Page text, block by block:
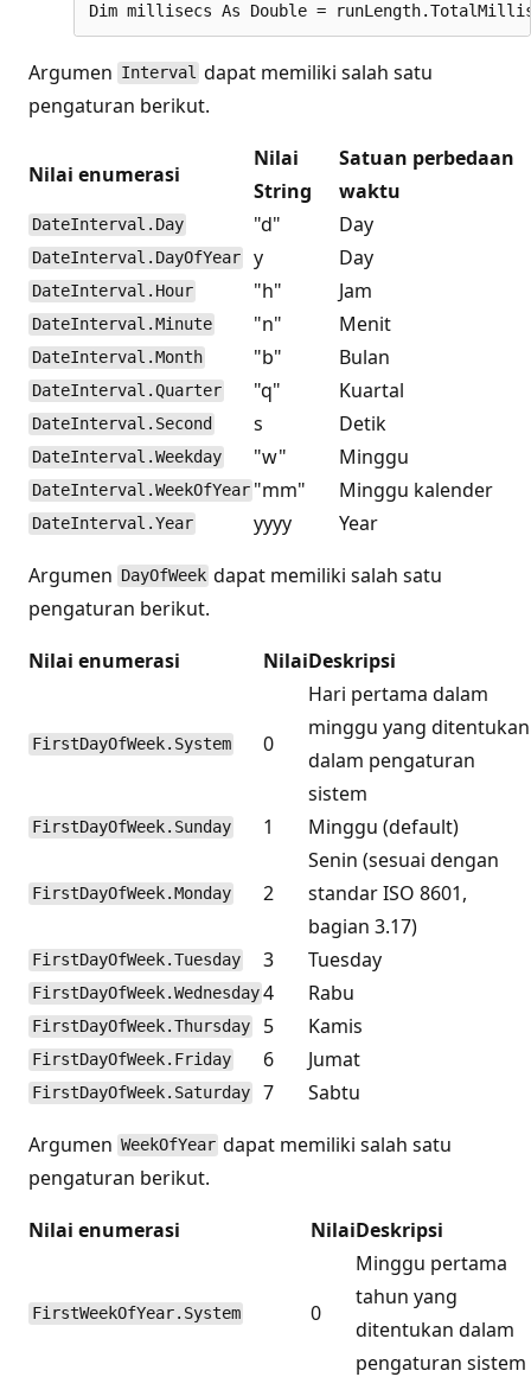
Argumen Interval dapat memiliki salah satu
pengaturan berikut.
Nilai enumerasi
Nilai
String
Satuan perbedaan
waktu
DateInterval.Day "d" Day
DateInterval.DayOfYear y Day
DateInterval.Hour "h" Jam
DateInterval.Minute "n" Menit
DateInterval.Month "b" Bulan
DateInterval.Quarter "q" Kuartal
DateInterval.Second s Detik
DateInterval.Weekday "w" Minggu
DateInterval.WeekOfYear "mm" Minggu kalender
DateInterval.Year yyyy
Year
Argumen DayOfWeek dapat memiliki salah satu
pengaturan berikut.
Nilai enumerasi
NilaiDeskripsi
FirstDayOfWeek.System 0
Hari pertama dalam
minggu yang ditentukan
dalam pengaturan
sistem
FirstDayOfWeek.Sunday 1 Minggu (default)
FirstDayOfWeek.Monday 2
Senin (sesuai dengan
standar ISO 8601,
bagian 3.17)
FirstDayOfWeek.Tuesday 3 Tuesday
FirstDayOfWeek.Wednesday 4 Rabu
FirstDayOfWeek.Thursday 5 Kamis
FirstDayOfWeek.Friday 6 Jumat
FirstDayOfWeek.Saturday 7
Sabtu
Argumen WeekOfYear dapat memiliki salah satu
pengaturan berikut.
Nilai enumerasi
NilaiDeskripsi
FirstWeekOfYear.System 0
Minggu pertama
tahun yang
ditentukan dalam
pengaturan sistem